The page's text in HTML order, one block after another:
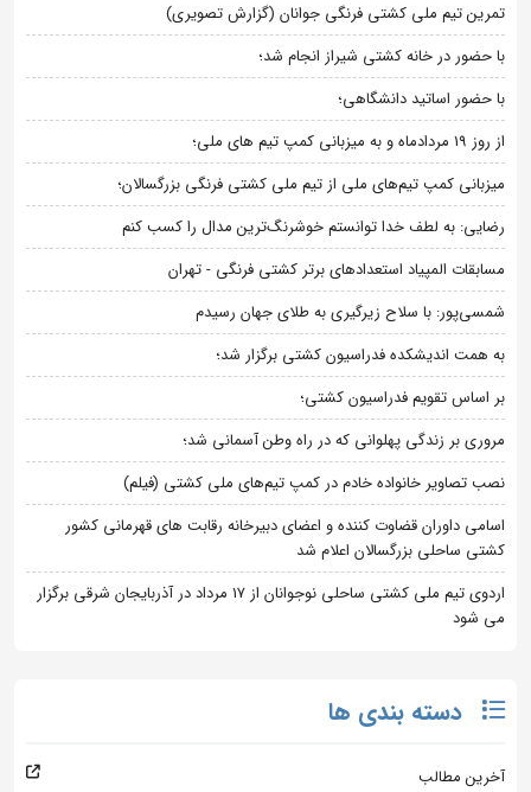
تمرین تیم ملی کشتی فرنگی جوانان (گزارش تصویری)
با حضور در خانه کشتی شیراز انجام شد؛
با حضور اساتید دانشگاهی؛
از روز 19 مردادماه و به میزبانی کمپ تیم های ملی؛
میزبانی کمپ تیم‌های ملی از تیم ملی کشتی فرنگی بزرگسالان؛
رضایی: به لطف خدا توانستم خوشرنگ‌ترین مدال را کسب کنم
مسابقات المپیاد استعدادهای برتر کشتی فرنگی - تهران
شمسی‌پور: با سلاح زیرگیری به طلای جهان رسیدم
به همت اندیشکده فدراسیون کشتی برگزار شد؛
بر اساس تقویم فدراسیون کشتی؛
مروری بر زندگی پهلوانی که در راه وطن آسمانی شد؛
نصب تصاویر خانواده خادم در کمپ تیم‌های ملی کشتی (فیلم)
اسامی داوران قضاوت کننده و اعضای دبیرخانه رقابت های قهرمانی کشور
کشتی ساحلی بزرگسالان اعلام شد
اردوی تیم ملی کشتی ساحلی نوجوانان از 17 مرداد در آذربایجان شرقی برگزار
می شود
دسته بندی ها
آخرین مطالب